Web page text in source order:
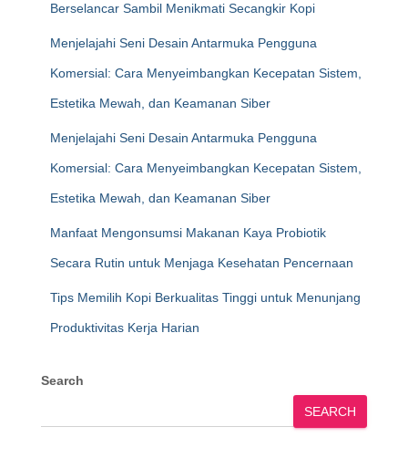
Berselancar Sambil Menikmati Secangkir Kopi
Menjelajahi Seni Desain Antarmuka Pengguna
Komersial: Cara Menyeimbangkan Kecepatan Sistem,
Estetika Mewah, dan Keamanan Siber
Menjelajahi Seni Desain Antarmuka Pengguna
Komersial: Cara Menyeimbangkan Kecepatan Sistem,
Estetika Mewah, dan Keamanan Siber
Manfaat Mengonsumsi Makanan Kaya Probiotik
Secara Rutin untuk Menjaga Kesehatan Pencernaan
Tips Memilih Kopi Berkualitas Tinggi untuk Menunjang
Produktivitas Kerja Harian
Search
SEARCH